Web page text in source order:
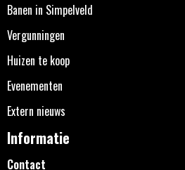
Banen in Simpelveld
Vergunningen
Huizen te koop
Evenementen
Extern nieuws
Informatie
Contact